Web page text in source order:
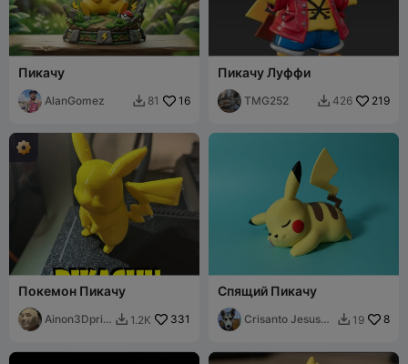
Пикачу
AlanGomez  81 16
Пикачу Луффи
TMG252  426 219
Покемон Пикачу
Ainon3Dprin  1.2K 331
Спящий Пикачу
Crisanto Jesus
 19 8